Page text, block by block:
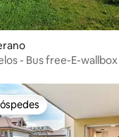
- Bus free-E-wallbox
preferidos dos hóspedes